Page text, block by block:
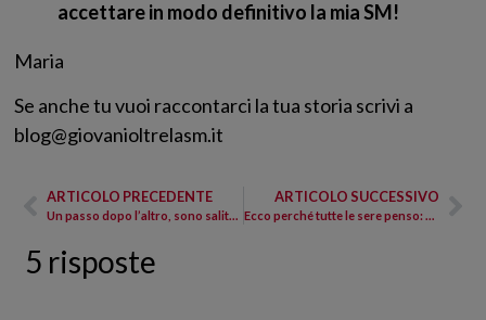
accettare in modo definitivo la mia SM!
Maria
Se anche tu vuoi raccontarci la tua storia scrivi a
blog@giovanioltrelasm.it
ARTICOLO PRECEDENTE
Un passo dopo l’altro, sono salita sui sentieri più impervi
ARTICOLO SUCCESSIVO
Ecco perché tutte le sere penso: anche oggi ho vinto!
5 risposte